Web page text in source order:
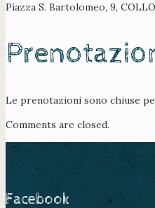
Piazza S. Bartolomeo, 9,
Le prenotazioni sono chiuse
Comments are closed.
Facebook